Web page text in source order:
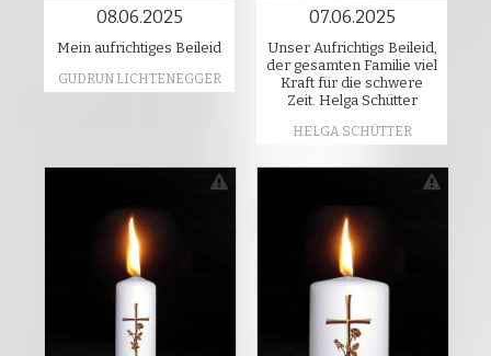
08.06.2025
Mein aufrichtiges Beileid
GUDRUN LICHTENEGGER
07.06.2025
Unser Aufrichtigs Beileid,
der gesamten Familie viel
Kraft für die schwere
Zeit. Helga Schütter
HELGA SCHÜTTER